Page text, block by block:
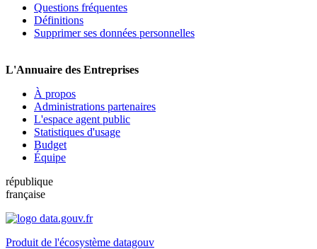
Questions fréquentes
Définitions
Supprimer ses données personnelles
L'Annuaire des Entreprises
À propos
Administrations partenaires
L'espace agent public
Statistiques d'usage
Budget
Équipe
république
française
Produit de l'écosystème datagouv